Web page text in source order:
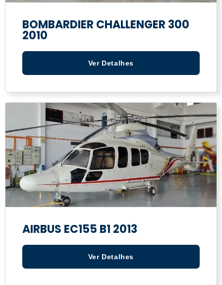
BOMBARDIER CHALLENGER 300
2010
Ver Detalhes
AIRBUS EC155 B1 2013
Ver Detalhes